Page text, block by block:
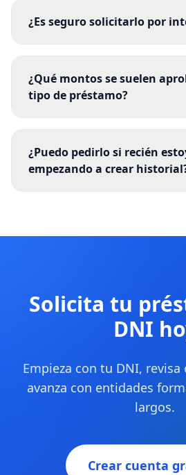
¿Es seguro solicitarlo por
¿Qué montos se suelen
tipo de préstamo?
¿Puedo pedirlo si recién
empezando a crear
Solicita tu
DNI
Empieza con tu DNI,
avanza con entidades
largos.
Crear cuenta